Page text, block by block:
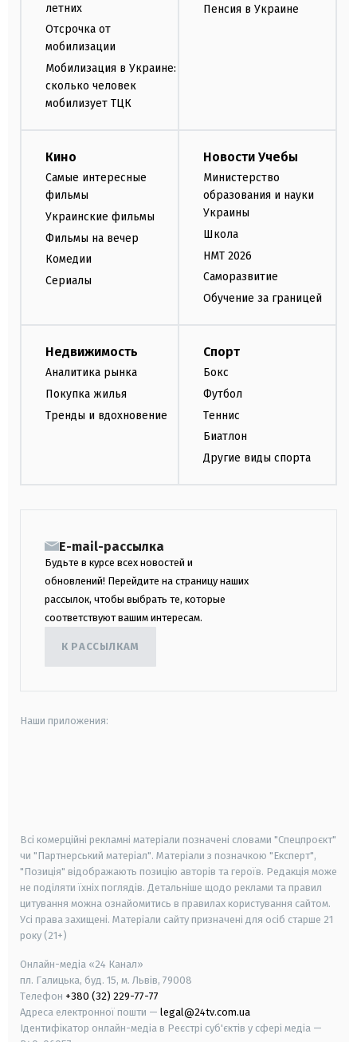
летних
Отсрочка от
мобилизации
Мобилизация в Украине:
сколько человек
мобилизует ТЦК
Пенсия в Украине
Кино
Самые интересные
фильмы
Украинские фильмы
Фильмы на вечер
Комедии
Сериалы
Новости Учебы
Министерство
образования и науки
Украины
Школа
НМТ 2026
Саморазвитие
Обучение за границей
Недвижимость
Аналитика рынка
Покупка жилья
Тренды и вдохновение
Спорт
Бокс
Футбол
Теннис
Биатлон
Другие виды спорта
E-mail-рассылка
Будьте в курсе всех новостей и
обновлений! Перейдите на страницу наших
рассылок, чтобы выбрать те, которые
соответствуют вашим интересам.
К РАССЫЛКАМ
Наши приложения:
Всі комерційні рекламні матеріали позначені словами "Спецпроєкт"
чи "Партнерський матеріал". Матеріали з позначкою "Експерт",
"Позиція" відображають позицію авторів та героїв. Редакція може
не поділяти їхніх поглядів. Детальніше щодо реклами та правил
цитування можна ознайомитись в правилах користування сайтом.
Усі права захищені. Матеріали сайту призначені для осіб старше 21
року (21+)
Онлайн-медіа «24 Канал»
пл. Галицька, буд. 15, м. Львів, 79008
Телефон +380 (32) 229-77-77
Адреса електронної пошти — legal@24tv.com.ua
Ідентифікатор онлайн-медіа в Реєстрі суб'єктів у сфері медіа —